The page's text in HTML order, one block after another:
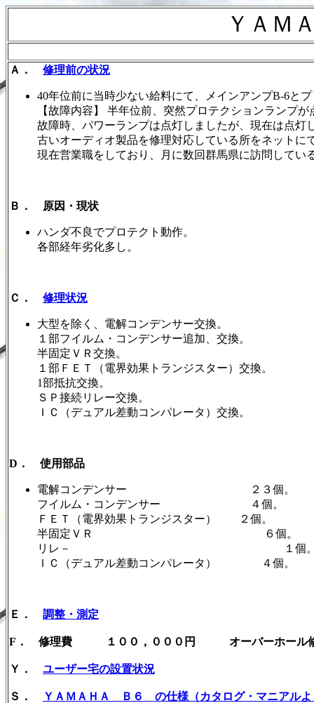
ＹＡＭ
Ａ． 修理前の状況
40年位前に当時少ない給料にて、メインアンプB-6と
【故障内容】 半年位前、突然プロテクションランプ
故障時、パワーランプは点灯しましたが、現在は点灯
古いオーディオ製品を修理対応している所をネット
現在営業職をしており、月に数回群馬県に訪問してい
Ｂ． 原因・現状
ハンダ不良でプロテクト動作。
各部経年劣化多し。
Ｃ． 修理状況
大型を除く、電解コンデンサー交換。
１部フイルム・コンデンサー追加、交換。
半固定ＶＲ交換。
１部ＦＥＴ（電界効果トランジスター）交換。
1部抵抗交換。
ＳＰ接続リレー交換。
ＩＣ（デュアル差動コンパレータ）交換。
D． 使用部品
電解コンデンサー ２３個。
フイルム・コンデンサー ４個。
ＦＥＴ（電界効果トランジスター） ２個。
半固定ＶＲ ６個。
リレ－ １個
ＩＣ（デュアル差動コンパレータ） ４個。
Ｅ． 調整・測定
F． 修理費 １００，０００円 オーバーホール
Ｙ． ユーザー宅の設置状況
Ｓ． ＹＡＭＡＨＡ Ｂ６ の仕様（カタログ・マニアルよ